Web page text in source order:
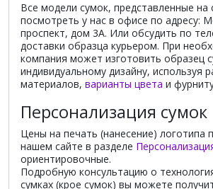
Все модели сумок, представленные
посмотреть у нас в офисе по адресу:
проспект, дом 3А. Или обсудить по
доставки образца курьером. При
компания может изготовить образец
индивидуальному дизайну, используя
материалов, варианты цвета и
Персонализация сумок
Цены на печать (нанесение) логотипа
нашем сайте в разделе
ориентировочные.
Подробную консультацию о
сумках (крое сумок) вы можете